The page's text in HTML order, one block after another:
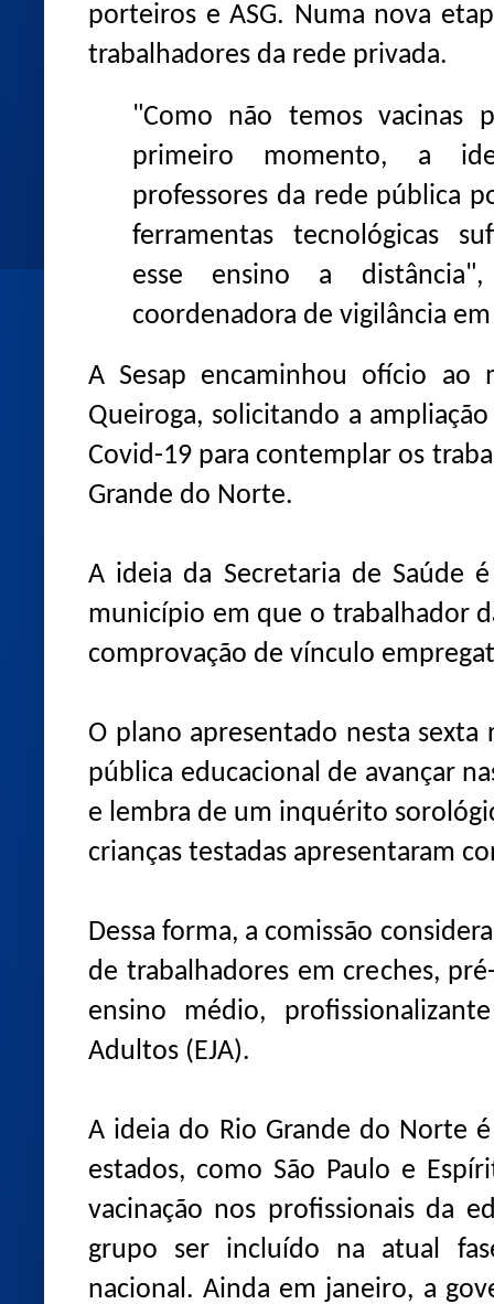
porteiros e ASG. Numa nova
trabalhadores da rede privada.
"Como não temos vacinas
primeiro momento, a
professores da rede pública
ferramentas tecnológicas
esse ensino a
coordenadora de vigilância em
A Sesap encaminhou ofício ao
Queiroga, solicitando a
Covid-19 para contemplar os
Grande do Norte.
A ideia da Secretaria de Saúde
município em que o trabalhador
comprovação de vínculo
O plano apresentado nesta
pública educacional de avançar
e lembra de um inquérito
crianças testadas apresentaram
Dessa forma, a comissão
de trabalhadores em creches,
ensino médio,
Adultos (EJA).
A ideia do Rio Grande do Norte
estados, como São Paulo e
vacinação nos profissionais da
grupo ser incluído na atual
nacional. Ainda em janeiro, a